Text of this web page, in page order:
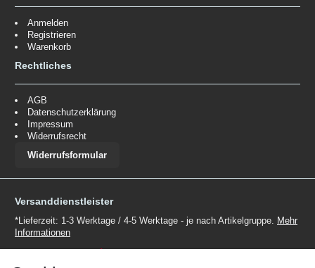
Anmelden
Registrieren
Warenkorb
Rechtliches
AGB
Datenschutzerklärung
Impressum
Widerrufsrecht
Widerrufsformular
Versanddienstleister
*Lieferzeit: 1-3 Werktage / 4-5 Werktage - je nach Artikelgruppe. Mehr
Informationen